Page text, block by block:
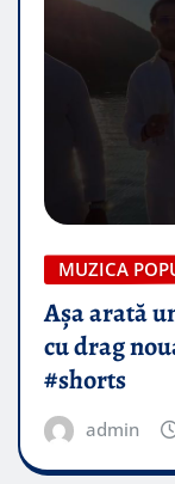
MUZICA
Așa arată
cu drag
#shorts
admin